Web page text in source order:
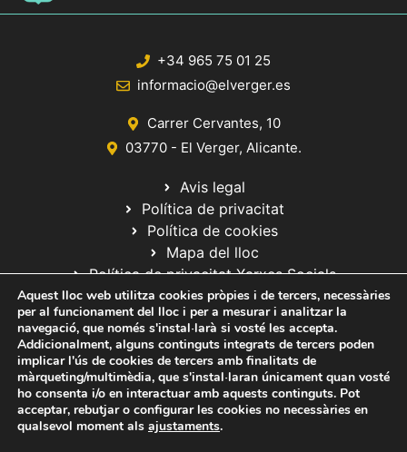
+34 965 75 01 25
informacio@elverger.es
Carrer Cervantes, 10
03770 - El Verger, Alicante.
Avis legal
Política de privacitat
Política de cookies
Mapa del lloc
Política de privacitat Xarxes Socials
© 2020 Web desarrollada por el Servicio de Informática de Diputación
de Alicante
Aquest lloc web utilitza cookies pròpies i de tercers, necessàries
per al funcionament del lloc i per a mesurar i analitzar la
navegació, que només s'instal·larà si vosté les accepta.
Addicionalment, alguns continguts integrats de tercers poden
implicar l'ús de cookies de tercers amb finalitats de
màrqueting/multimèdia, que s'instal·laran únicament quan vosté
ho consenta i/o en interactuar amb aquests continguts. Pot
acceptar, rebutjar o configurar les cookies no necessàries en
qualsevol moment als ajustaments.